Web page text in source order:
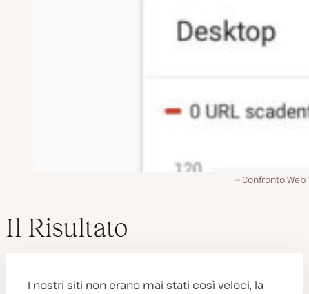
Confronto Web
Il Risultato
I nostri siti non erano mai stati così veloci, la